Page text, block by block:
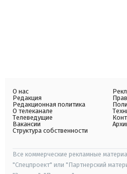
О нас
Редакция
Редакционная политика
О телеканале
Телеведущие
Вакансии
Структура собственности
Все коммерческие рекламные
"Спецпроект" или "Партнерский